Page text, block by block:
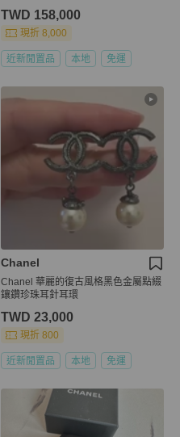
TWD 158,000
現折 8,000
近新閒置品 本地 免運
Chanel
Chanel 華麗的復古風格黑色金屬點綴
鑲鑽珍珠耳針耳環
TWD 23,000
現折 800
近新閒置品 本地 免運